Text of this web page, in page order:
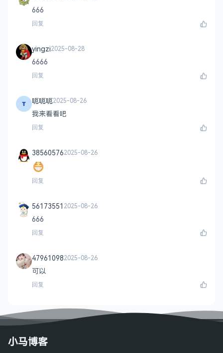
666
回复
yingzi2025-08-28
6666
回复
呃呃呃2025-08-26
我来看看吧
回复
385605762025-08-26
回复
56173551 2025-08-26
666
回复
479610982025-08-26
可以
回复
小马博客